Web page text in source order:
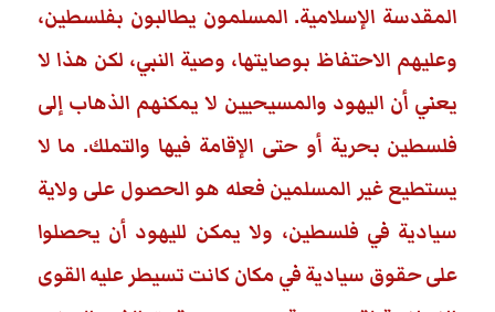
المقدسة الإسلامية. المسلمون يطالبون بفلسطين،
وعليهم الاحتفاظ بوصايتها، وصية النبي، لكن هذا لا
يعني أن اليهود والمسيحيين لا يمكنهم الذهاب إلى
فلسطين بحرية أو حتى الإقامة فيها والتملك. ما لا
يستطيع غير المسلمين فعله هو الحصول على ولاية
سيادية في فلسطين، ولا يمكن لليهود أن يحصلوا
على حقوق سيادية في مكان كانت تسيطر عليه القوى